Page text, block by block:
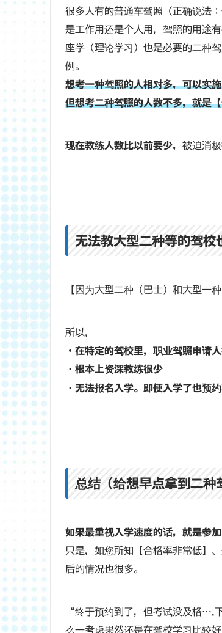
很多人有的普通车驾照（正确说法：
是工作用还是个人用，驾照的用途
座学（理论学习）也是必要的二种
例。
想考一种驾照的人相对多，可以实
但想考二种驾照的人数不多，就是
现在教练人数比以前要少， 被迫消
无法教大型二种等的驾校
【因为大型二种（巴士）和大型一
所以，
・在特定的驾校里，职业驾照申请
・ 根本上资深教练很少
・ 无法报名入学。即便入学了也预
总结（给想早点拿到二种
如果最重视入学速度的话，就是参
只是，如您所知【合格率非常低】
后的情况也很多。
“终于预约到了，但考试没及格….
么一考虑果然还是在驾校学习比较